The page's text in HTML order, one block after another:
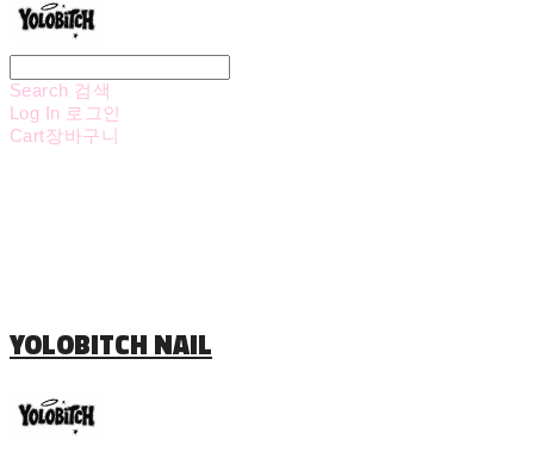
Search 검색
Log In 로그인
Cart장바구니
YOLOBITCH NAIL